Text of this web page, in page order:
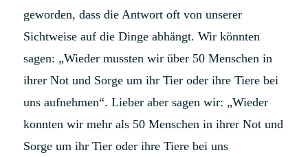
geworden, dass die Antwort oft von unserer
Sichtweise auf die Dinge abhängt. Wir könnten
sagen: „Wieder mussten wir über 50 Menschen in
ihrer Not und Sorge um ihr Tier oder ihre Tiere bei
uns aufnehmen“. Lieber aber sagen wir: „Wieder
konnten wir mehr als 50 Menschen in ihrer Not und
Sorge um ihr Tier oder ihre Tiere bei uns